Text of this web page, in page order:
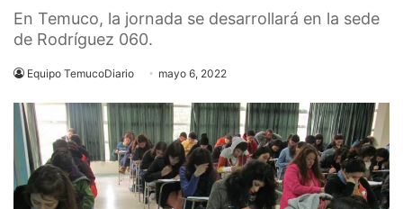
En Temuco, la jornada se desarrollará en la sede
de Rodríguez 060.
Equipo TemucoDiario mayo 6, 2022